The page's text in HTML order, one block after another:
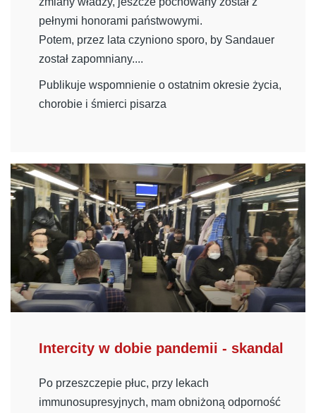
pełnymi honorami państwowymi.
Potem, przez lata czyniono sporo, by Sandauer
został zapomniany....
Publikuje wspomnienie o ostatnim okresie życia,
chorobie i śmierci pisarza
Intercity w dobie pandemii - skandal
Po przeszczepie płuc, przy lekach
immunosupresyjnych, mam obniżoną odporność